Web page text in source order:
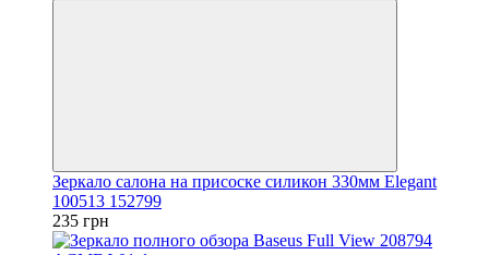
Зеркало салона на присоске силикон 330мм Elegant
100513 152799
235 грн